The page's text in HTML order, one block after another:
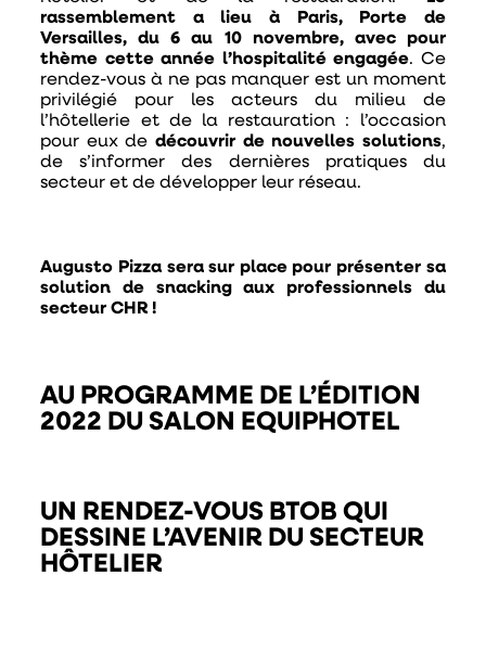
rassemblement a lieu à Paris, Porte de
Versailles, du 6 au 10 novembre, avec pour
thème cette année l’hospitalité engagée. Ce
rendez-vous à ne pas manquer est un moment
privilégié pour les acteurs du milieu de
l’hôtellerie et de la restauration : l’occasion
pour eux de découvrir de nouvelles solutions,
de s’informer des dernières pratiques du
secteur et de développer leur réseau.
Augusto Pizza sera sur place pour présenter sa
solution de snacking aux professionnels du
secteur CHR !
AU PROGRAMME DE L’ÉDITION
2022 DU SALON EQUIPHOTEL
UN RENDEZ-VOUS BTOB QUI
DESSINE L’AVENIR DU SECTEUR
HÔTELIER